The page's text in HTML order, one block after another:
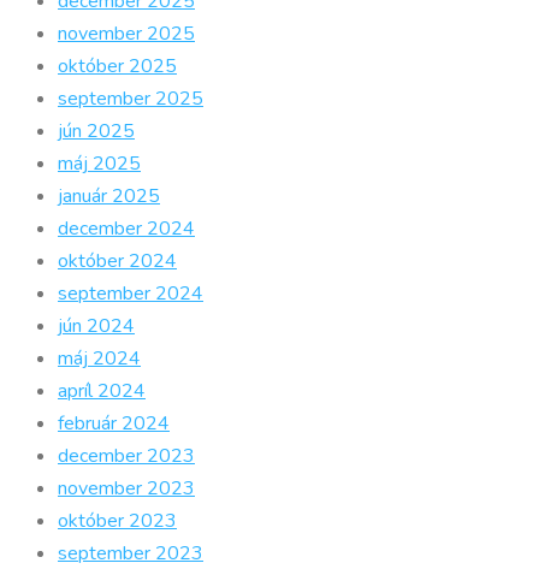
november 2025
október 2025
september 2025
jún 2025
máj 2025
január 2025
december 2024
október 2024
september 2024
jún 2024
máj 2024
apríl 2024
február 2024
december 2023
november 2023
október 2023
september 2023